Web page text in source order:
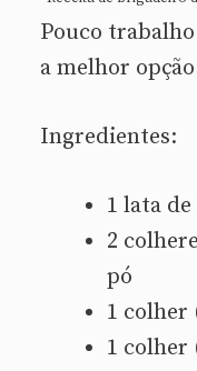
Pouco
a melhor
Ingredientes:
1 lata
2
pó
1 colher
1 colher